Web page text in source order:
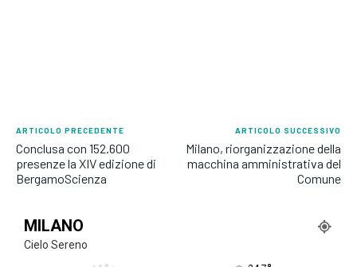
ARTICOLO PRECEDENTE
Conclusa con 152.600
presenze la XIV edizione di
BergamoScienza
ARTICOLO SUCCESSIVO
Milano, riorganizzazione della
macchina amministrativa del
Comune
MILANO
Cielo Sereno